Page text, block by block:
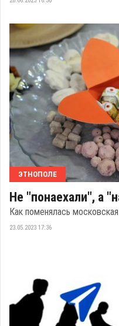
ЭТНОПОЛЕ
Не "понаехали", а
Как поменялась
23.05.2023 17:36